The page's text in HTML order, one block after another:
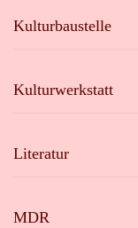
Kulturbaustelle
Kulturwerkstatt
Literatur
MDR